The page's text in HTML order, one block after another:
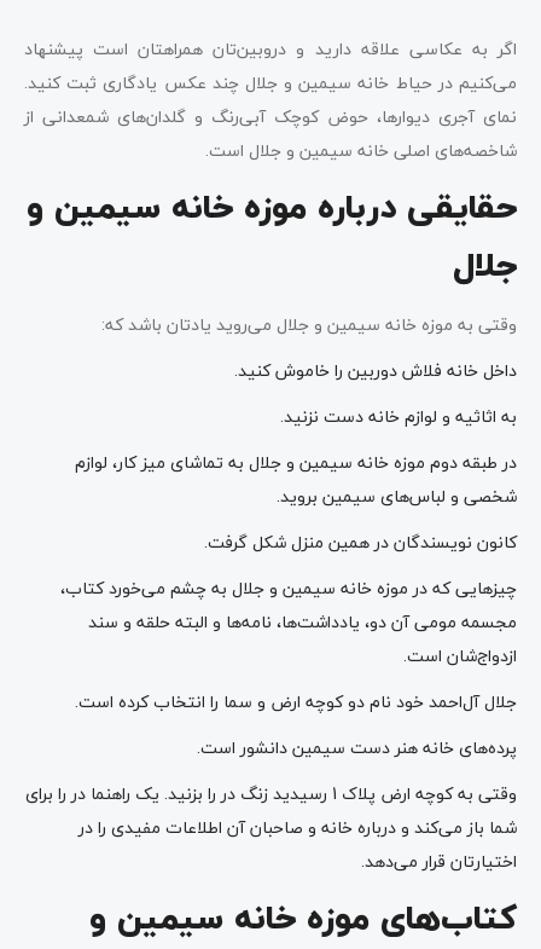
اگر به عکاسی علاقه دارید و دروبین‌تان همراهتان است پیشنهاد
می‌کنیم در حیاط خانه سیمین و جلال چند عکس یادگاری ثبت کنید.
نمای آجری دیوارها، حوض کوچک آبی‌رنگ و گلدان‌های شمعدانی از
شاخصه‌های اصلی خانه سیمین و جلال است.
حقایقی درباره موزه خانه سیمین و
جلال
وقتی به موزه خانه سیمین و جلال می‌روید یادتان باشد که:
داخل خانه فلاش دوربین را خاموش کنید.
به اثاثیه و لوازم خانه دست نزنید.
در طبقه‌ دوم موزه خانه سیمین و جلال به تماشای میز کار، لوازم
شخصی و لباس‌های سیمین بروید.
کانون نویسندگان در همین‌ منزل شکل گرفت.
چیزهایی که در موزه خانه سیمین و جلال به چشم می‌خورد کتاب،
مجسمه مومی آن دو، یادداشت‌ها، نامه‌ها و البته حلقه و سند
ازدواج‌شان است.
جلال آل‌احمد خود نام دو کوچه ارض و سما را انتخاب کرده است.
پرده‌های خانه هنر دست سیمین دانشور است.
وقتی به کوچه ارض پلاک 1 رسیدید زنگ در را بزنید. یک راهنما در را برای
شما باز می‌کند و درباره خانه و صاحبان آن اطلاعات مفیدی را در
اختیارتان قرار می‌دهد.
کتاب‌های موزه خانه سیمین و